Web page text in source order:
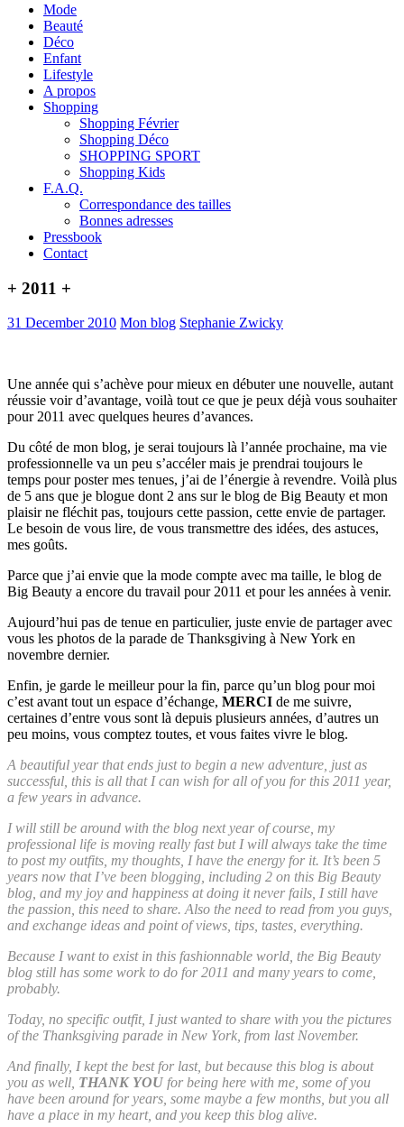
Mode
Beauté
Déco
Enfant
Lifestyle
A propos
Shopping
Shopping Février
Shopping Déco
SHOPPING SPORT
Shopping Kids
F.A.Q.
Correspondance des tailles
Bonnes adresses
Pressbook
Contact
+ 2011 +
31 December 2010 Mon blog Stephanie Zwicky
Une année qui s’achève pour mieux en débuter une nouvelle, autant
réussie voir d’avantage, voilà tout ce que je peux déjà vous souhaiter
pour 2011 avec quelques heures d’avances.
Du côté de mon blog, je serai toujours là l’année prochaine, ma vie
professionnelle va un peu s’accéler mais je prendrai toujours le
temps pour poster mes tenues, j’ai de l’énergie à revendre. Voilà plus
de 5 ans que je blogue dont 2 ans sur le blog de Big Beauty et mon
plaisir ne fléchit pas, toujours cette passion, cette envie de partager.
Le besoin de vous lire, de vous transmettre des idées, des astuces,
mes goûts.
Parce que j’ai envie que la mode compte avec ma taille, le blog de
Big Beauty a encore du travail pour 2011 et pour les années à venir.
Aujourd’hui pas de tenue en particulier, juste envie de partager avec
vous les photos de la parade de Thanksgiving à New York en
novembre dernier.
Enfin, je garde le meilleur pour la fin, parce qu’un blog pour moi
c’est avant tout un espace d’échange, MERCI de me suivre,
certaines d’entre vous sont là depuis plusieurs années, d’autres un
peu moins, vous comptez toutes, et vous faites vivre le blog.
A beautiful year that ends just to begin a new adventure, just as
successful, this is all that I can wish for all of you for this 2011 year,
a few years in advance.
I will still be around with the blog next year of course, my
professional life is moving really fast but I will always take the time
to post my outfits, my thoughts, I have the energy for it. It’s been 5
years now that I’ve been blogging, including 2 on this Big Beauty
blog, and my joy and happiness at doing it never fails, I still have
the passion, this need to share. Also the need to read from you guys,
and exchange ideas and point of views, tips, tastes, everything.
Because I want to exist in this fashionnable world, the Big Beauty
blog still has some work to do for 2011 and many years to come,
probably.
Today, no specific outfit, I just wanted to share with you the pictures
of the Thanksgiving parade in New York, from last November.
And finally, I kept the best for last, but because this blog is about
you as well, THANK YOU for being here with me, some of you
have been around for years, some maybe a few months, but you all
have a place in my heart, and you keep this blog alive.